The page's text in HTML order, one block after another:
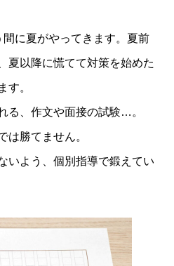
に夏がやってきます。夏前
夏以降に慌てて対策を始めた
す。
る、作文や面接の試験…。
は勝てません。
いよう、個別指導で鍛えてい